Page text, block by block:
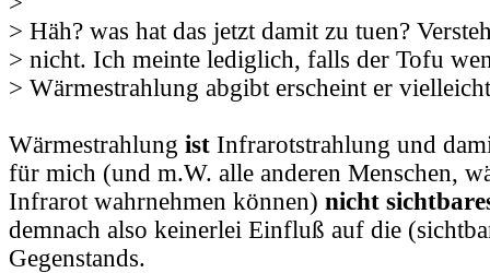
> Häh? was hat das jetzt damit zu tuen?
> nicht. Ich meinte lediglich, falls der Tofu
> Wärmestrahlung abgibt erscheint er
Wärmestrahlung ist Infrarotstrahlung und
für mich (und m.W. alle anderen Menschen,
Infrarot wahrnehmen können) nicht
demnach also keinerlei Einfluß auf die
Gegenstands.